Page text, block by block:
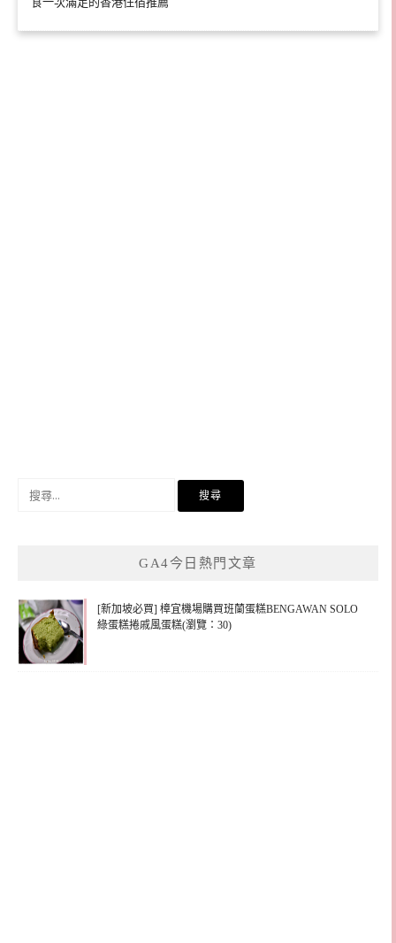
GA4今日熱門文章
[新加坡必買] 樟宜機場購買班蘭蛋糕BENGAWAN SOLO
綠蛋糕捲戚風蛋糕(瀏覽：30)